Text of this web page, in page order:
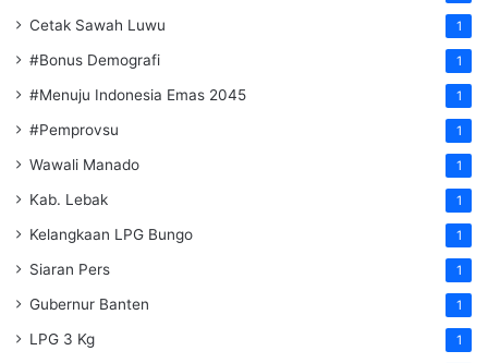
Cetak Sawah Luwu 1
#Bonus Demografi 1
#Menuju Indonesia Emas 2045 1
#Pemprovsu 1
Wawali Manado 1
Kab. Lebak 1
Kelangkaan LPG Bungo 1
Siaran Pers 1
Gubernur Banten 1
LPG 3 Kg 1